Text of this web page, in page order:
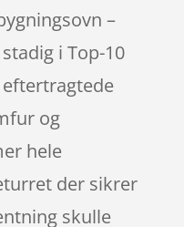
–
i Top-10
og
hele
der sikrer
skulle